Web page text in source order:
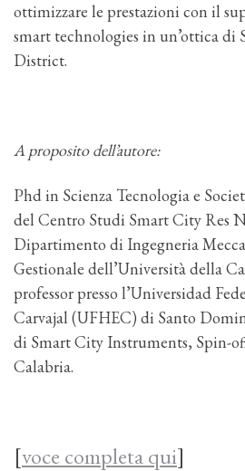
ottimizzare le prestazioni con il
smart technologies in un’ottica
District.
A proposito dell’autore:
Phd in Scienza Tecnologia e
del Centro Studi Smart City Res
Dipartimento di Ingegneria
Gestionale dell’Università della
professor presso l’Universidad
Carvajal (UFHEC) di Santo
di Smart City Instruments, Spin-
Calabria.
[voce completa qui]